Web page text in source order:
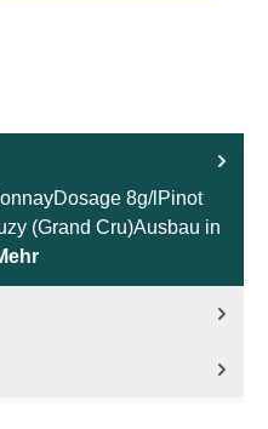
8g/lPinot
(Grand Cru)Ausbau in